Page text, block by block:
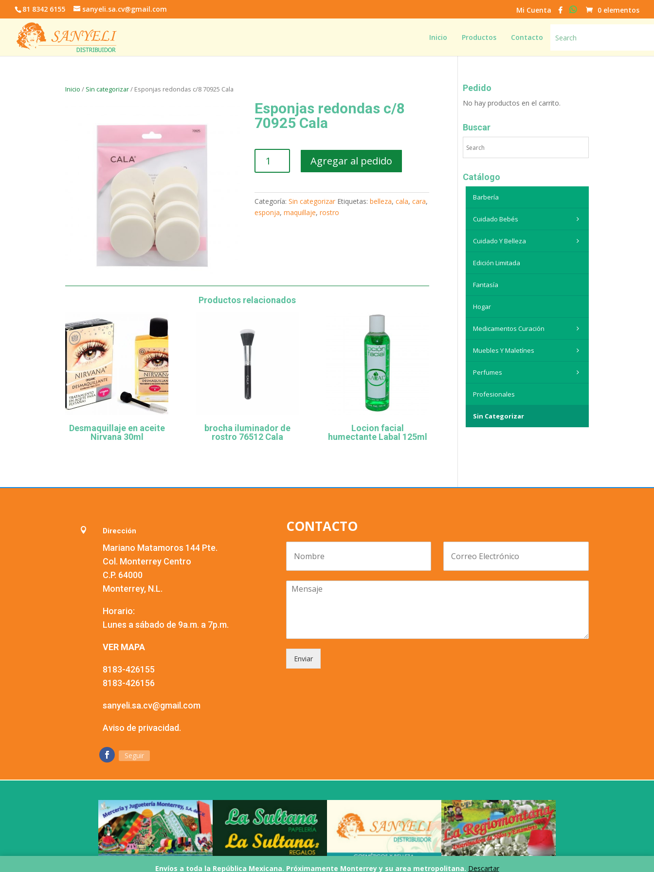
81 8342 6155 sanyeli.sa.cv@gmail.com Mi Cuenta 0 elementos
Inicio Productos Contacto
Inicio / Sin categorizar/ Esponjas redondas c/8 70925 Cala
Esponjas redondas c/8
70925 Cala
redondas
Cala
cantidad
Agregar al pedido
Categoría: Sin categorizar Etiquetas: belleza, cala, cara,
esponja, maquillaje, rostro
Productos relacionados
Desmaquillaje en aceite
Nirvana 30ml
brocha iluminador de
rostro 76512 Cala
Locion facial
humectante Labal 125ml
Pedido
No hay productos en el carrito.
Buscar
Catálogo
Barbería
Cuidado Bebés
Cuidado Y Belleza
Edición Limitada
Fantasía
Hogar
Medicamentos Curación
Muebles Y Maletínes
Perfumes
Profesionales
Sin Categorizar
 Dirección
Mariano Matamoros 144 Pte.
Col. Monterrey Centro
C.P. 64000
Monterrey, N.L.
Horario:
Lunes a sábado de 9a.m. a 7p.m.
VER MAPA
8183-426155
8183-426156
sanyeli.sa.cv@gmail.com
Aviso de privacidad.
Seguir
CONTACTO
Enviar
Envíos a toda la República Mexicana. Próximamente Monterrey y su area metropolitana. Descartar